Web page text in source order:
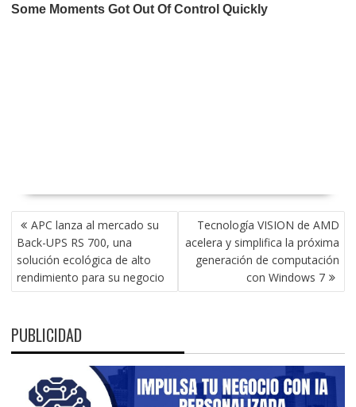
NAVEGACIÓN
DE
ENTRADAS
APC lanza al mercado su
Back-UPS RS 700, una
solución ecológica de alto
rendimiento para su negocio
Tecnología VISION de AMD
acelera y simplifica la próxima
generación de computación
con Windows 7
PUBLICIDAD